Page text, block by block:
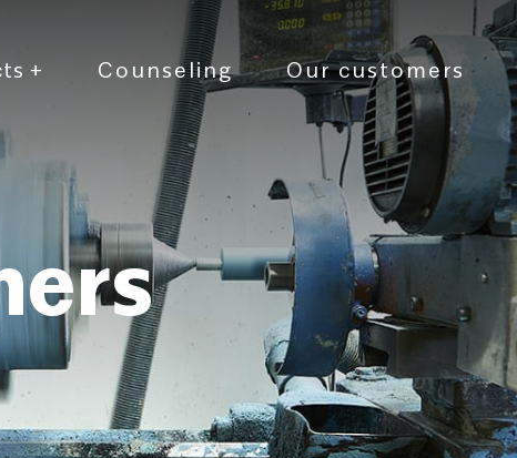
+ Counseling Our customers